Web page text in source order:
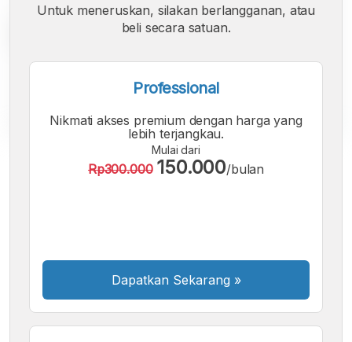
Font
A
Font
A
Font
Untuk meneruskan, silakan berlangganan, atau
beli secara satuan.
Professional
Nikmati akses premium dengan harga yang
lebih terjangkau.
Mulai dari
Rp300.000 150.000/bulan
Dapatkan Sekarang »